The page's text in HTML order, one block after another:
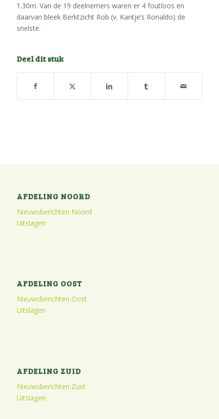
1.30m. Van de 19 deelnemers waren er 4 foutloos en
daarvan bleek Berktzicht Rob (v. Kantje’s Ronaldo) de
snelste.
Deel dit stuk
AFDELING NOORD
Nieuwsberichten Noord
Uitslagen
AFDELING OOST
Nieuwsberichten Oost
Uitslagen
AFDELING ZUID
Nieuwsberichten Zuid
Uitslagen